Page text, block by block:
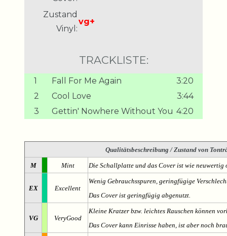
Zustand
Vinyl:
vg+
TRACKLISTE:
1 Fall For Me Again
3:20
2
Cool Love
3:44
3
Gettin' Nowhere Without You 4:20
Qualitätsbeschreibung / Zustand von
M Mint Die Schallplatte und das Cover ist wie
EX Excellent
Wenig Gebrauchsspuren, geringfügige
Das Cover ist geringfügig abgenutzt.
VG VeryGood
Kleine Kratzer bzw. leichtes Rauschen können
Das Cover kann Einrisse haben, ist aber noch